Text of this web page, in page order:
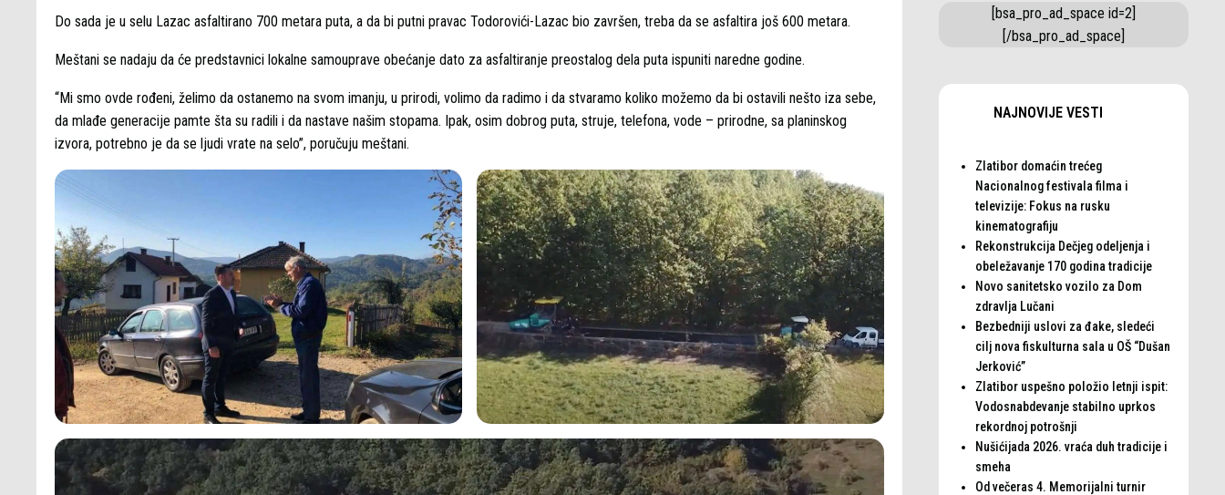
Do sada je u selu Lazac asfaltirano 700 metara puta, a da bi putni pravac Todorovići-Lazac bio završen, treba da se asfaltira još 600 metara.
Meštani se nadaju da će predstavnici lokalne samouprave obećanje dato za asfaltiranje preostalog dela puta ispuniti naredne godine.
“Mi smo ovde rođeni, želimo da ostanemo na svom imanju, u prirodi, volimo da radimo i da stvaramo koliko možemo da bi ostavili nešto iza sebe,
da mlađe generacije pamte šta su radili i da nastave našim stopama. Ipak, osim dobrog puta, struje, telefona, vode – prirodne, sa planinskog
izvora, potrebno je da se ljudi vrate na selo”, poručuju meštani.
[bsa_pro_ad_space id=2]
[/bsa_pro_ad_space]
NAJNOVIJE VESTI
Zlatibor domaćin trećeg
Nacionalnog festivala filma i
televizije: Fokus na rusku
kinematografiju
Rekonstrukcija Dečjeg odeljenja i
obeležavanje 170 godina tradicije
Novo sanitetsko vozilo za Dom
zdravlja Lučani
Bezbedniji uslovi za đake, sledeći
cilj nova fiskulturna sala u OŠ “Dušan
Jerković”
Zlatibor uspešno položio letnji ispit:
Vodosnabdevanje stabilno uprkos
rekordnoj potrošnji
Nušićijada 2026. vraća duh tradicije i
smeha
Od večeras 4. Memorijalni turnir